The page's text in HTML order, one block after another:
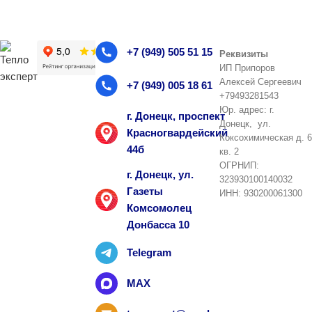
+7 (949) 505 51 15
+7 (949) 005 18 61
г. Донецк, проспект
Красногвардейский
44б
г. Донецк, ул.
Газеты
Комсомолец
Донбасса 10
Telegram
MAX
Реквизиты
ИП Припоров
Алексей Сергеевич
+79493281543
Юр. адрес: г.
Донецк, ул.
Коксохимическая д. 6
кв. 2
ОГРНИП:
323930100140032
ИНН: 930200061300